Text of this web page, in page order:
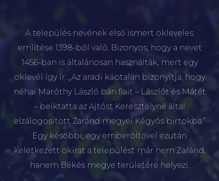
A település nevének első ismert okleveles
említése 1398-ból való. Bizonyos, hogy a nevet
1456-ban is általánosan használták, mert egy
oklevél így ír: „Az aradi káptalan bizonyítja, hogy
néhai Maróthy László bán fiait – Lászlót és Mátét
– beiktatta az Ajtóst Keresztélyné által
elzálogosított Zaránd megyei Kégyós birtokba.”
Egy későbbi, egy emberöltővel ezután
keletkezett okirat a települést már nem Zaránd,
hanem Békés megye területére helyezi.